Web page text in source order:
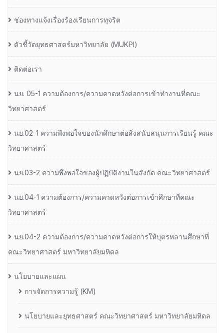
ช่องทางแจ้งเรื่องร้องเรียนการทุจริต
ตัวชี้วัดยุทธศาสตร์มหาวิทยาลัย (MUKPI)
ติดต่อเรา
นย. 05-1 ความต้องการ/ความคาดหวังต่อการเข้าทำงานที่คณะ
วิทยาศาสตร์
นย.02-1 ความพึงพอใจของนักศึกษาต่อสิ่งสนับสนุนการเรียนรู้ คณะ
วิทยาศาสตร์
นย.03-2 ความพึงพอใจของผู้ปฏิบัติงานในสังกัด คณะวิทยาศาสตร์
นย.04-1 ความต้องการ/ความคาดหวังต่อการเข้าศึกษาที่คณะ
วิทยาศาสตร์
นย.04-2 ความต้องการ/ความคาดหวังต่อการให้บุตรหลานศึกษาที่
คณะวิทยาศาสตร์ มหาวิทยาลัยมหิดล
นโยบายและแผน
การจัดการความรู้ (KM)
นโยบายและยุทธศาสตร์ คณะวิทยาศาสตร์ มหาวิทยาลัยมหิดล